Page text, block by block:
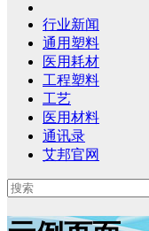
行业新闻
通用塑料
医用耗材
工程塑料
工艺
医用材料
通讯录
艾邦官网